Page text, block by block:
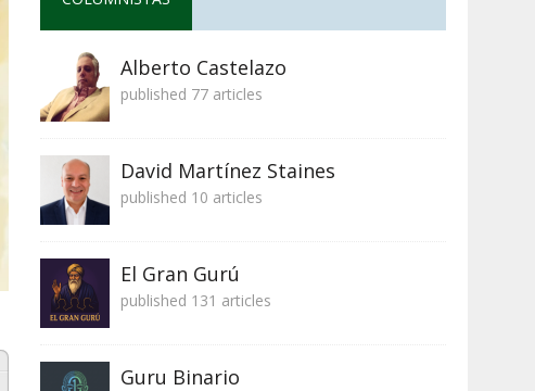
Alberto Castelazo
published 77 articles
David Martínez Staines
published 10 articles
El Gran Gurú
published 131 articles
Guru Binario